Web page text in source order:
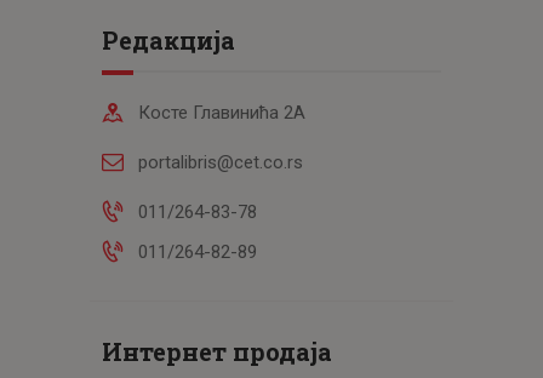
Редакција
Косте Главинића 2А
portalibris@cet.co.rs
011/264-83-78
011/264-82-89
Интернет продаја